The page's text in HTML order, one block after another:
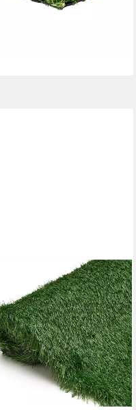
VERDE,
Höhe: 40 mm, UV-
pflegeleicht,
für Garten &
(4)
26,99 € UVP38,60 €
- in 3-4 Werktagen bei dir